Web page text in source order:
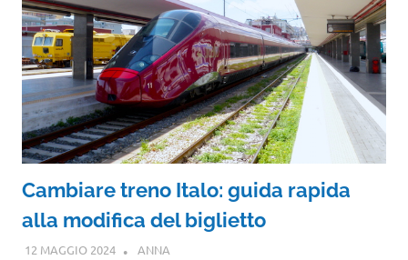
Cambiare treno Italo: guida rapida
alla modifica del biglietto
12 MAGGIO 2024 ANNA